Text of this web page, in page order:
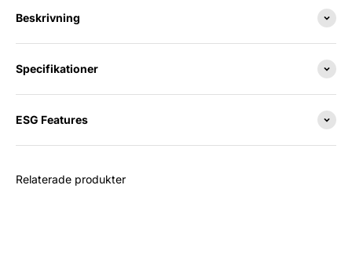
Beskrivning
Specifikationer
ESG Features
Relaterade produkter